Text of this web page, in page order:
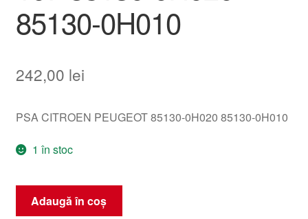
85130-0H010
242,00 lei
PSA CITROEN PEUGEOT 85130-0H020 85130-0H010
1 în stoc
Cantitate
Motorul
Adaugă în coș